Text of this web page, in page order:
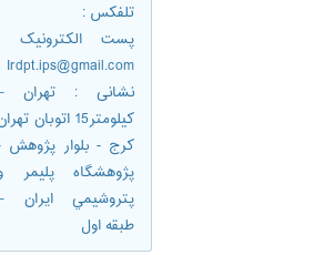
تلفكس:
پست الکترونیک:
Irdpt.ips@gmail.com
نشانی: تهران –
كيلومتر15 اتوبان تهران
كرج - بلوار پژوهش -
پژوهشگاه پليمر و
پتروشيمي ايران –
طبقه اول